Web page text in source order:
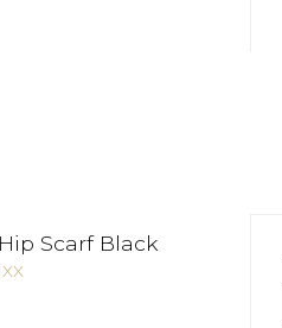
Scarf Black